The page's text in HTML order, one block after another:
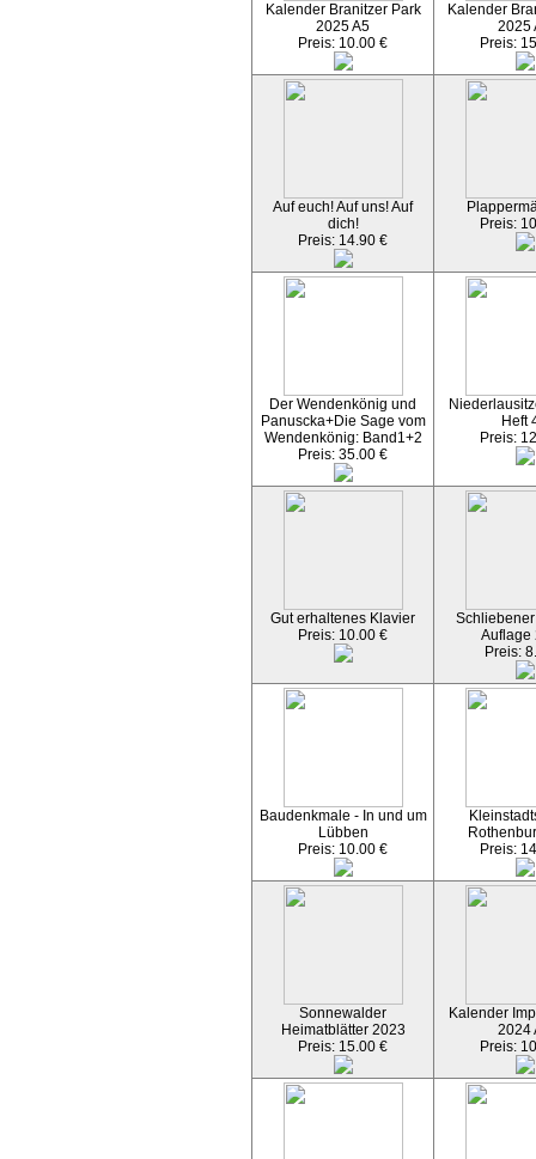
Kalender Branitzer Park
2025 A5
Preis: 10.00 €
Kalender
2025
Preis:
Auf euch! Auf uns! Auf
dich!
Preis: 14.90 €
Preis:
Der Wendenkönig und
Panuscka+Die Sage vom
Wendenkönig: Band1+2
Preis: 35.00 €
Heft
Preis:
Gut erhaltenes Klavier
Preis: 10.00 €
Auflage
Preis:
Baudenkmale - In und um
Lübben
Preis: 10.00 €
Preis:
Sonnewalder
Heimatblätter 2023
Preis: 15.00 €
Kalender
2024
Preis: